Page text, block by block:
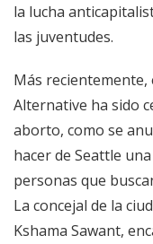
la lucha
las juventudes.
Más recientemente,
Alternative ha sido
aborto, como se
hacer de Seattle
personas que
La concejal de la
Kshama Sawant,